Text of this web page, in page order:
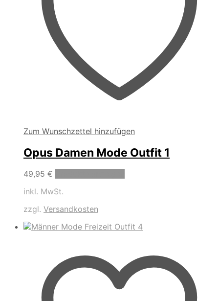
Zum Wunschzettel hinzufügen
Opus Damen Mode Outfit 1
49,95 €
inkl. MwSt.
zzgl. Versandkosten